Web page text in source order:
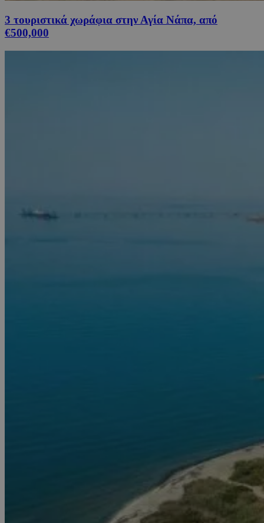
3 τουριστικά χωράφια στην Αγία Νάπα, από
€500,000